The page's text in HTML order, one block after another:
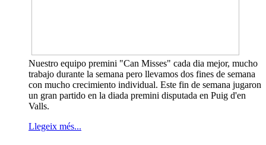
Nuestro equipo premini "Can Misses" cada dia mejor, mucho
trabajo durante la semana pero llevamos dos fines de semana
con mucho crecimiento individual. Este fin de semana jugaron
un gran partido en la diada premini disputada en Puig d'en
Valls.
Llegeix més...